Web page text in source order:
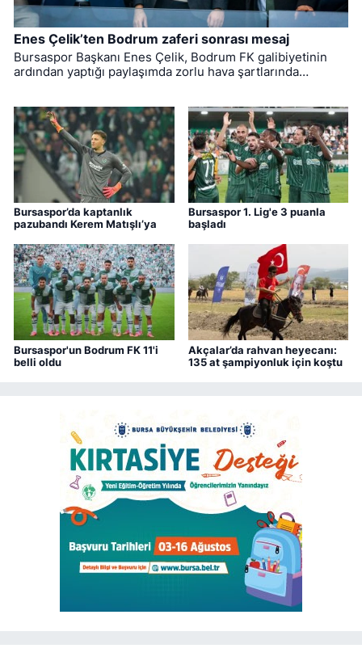
Enes Çelik’ten Bodrum zaferi sonrası mesaj
Bursaspor Başkanı Enes Çelik, Bodrum FK galibiyetinin
ardından yaptığı paylaşımda zorlu hava şartlarında
etti.
Bursaspor’da kaptanlık
pazubandı Kerem Matışlı’ya
Bursaspor 1. Lig'e 3 puanla
başladı
Bursaspor'un Bodrum FK 11'i
belli oldu
Akçalar’da rahvan heyecanı:
135 at şampiyonluk için koştu